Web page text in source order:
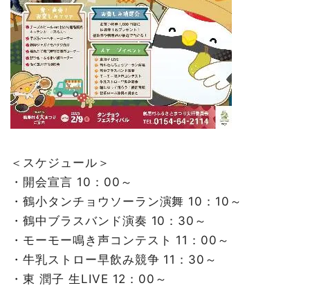
＜スケジュール＞
・開会宣言 10：00～
・鶴小タンチョウソーラン演舞 10：10～
・鶴中ブラスバンド演奏 10：30～
・モーモー鳴き声コンテスト 11：00～
・牛乳ストロー早飲み競争 11：30～
・東 潤子 生LIVE 12：00～